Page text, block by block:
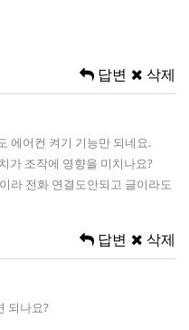
답변 삭제
에어컨 켜기 기능만 되네요.
가 조작에 영향을 미치나요?
라 전화 연결도안되고 글이라도
답변 삭제
되나요?